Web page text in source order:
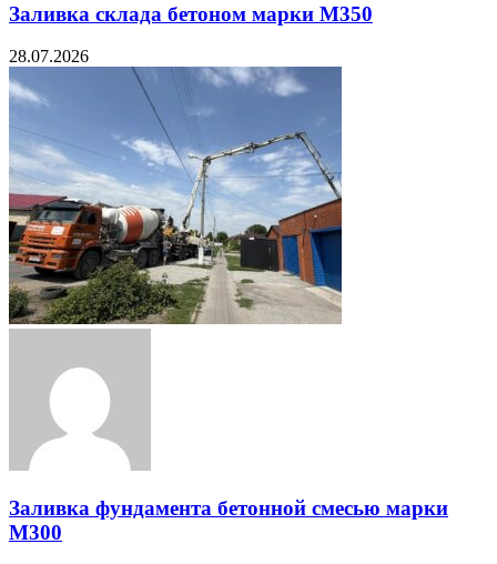
Заливка склада бетоном марки М350
28.07.2026
Заливка фундамента бетонной смесью марки
М300